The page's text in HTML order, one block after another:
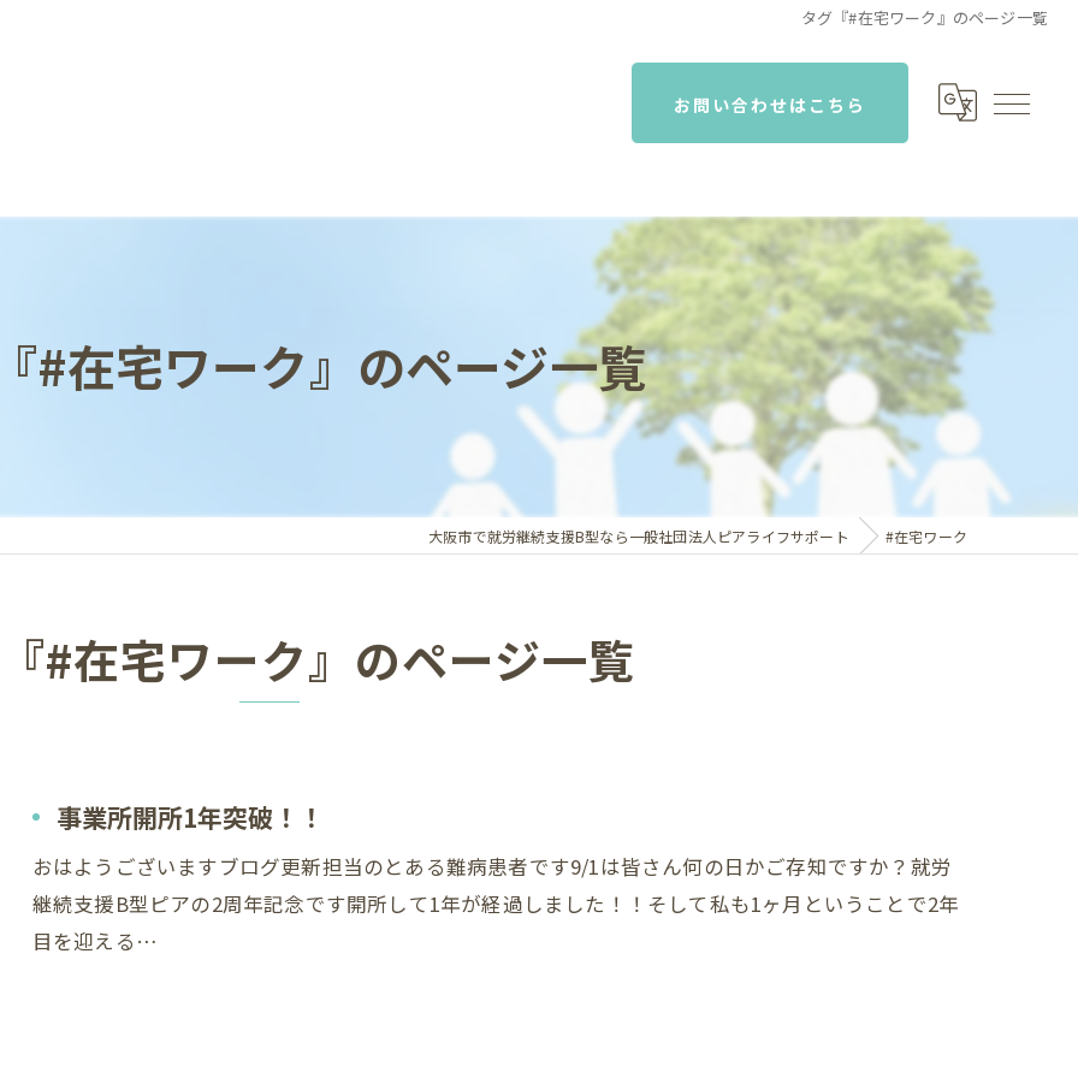
タグ『#在宅ワーク』のページ一覧
お問い合わせはこちら
#在宅ワーク』のページ一覧
大阪市で就労継続支援B型なら一般社団法人ピアライフサポート #在宅ワーク
#在宅ワーク』のページ一覧
事業所開所1年突破！！
おはようございますブログ更新担当のとある難病患者です9/1は皆さん何の日かご存知ですか？就労
継続支援B型ピアの2周年記念です開所して1年が経過しました！！そして私も1ヶ月ということで2年
目を迎える…